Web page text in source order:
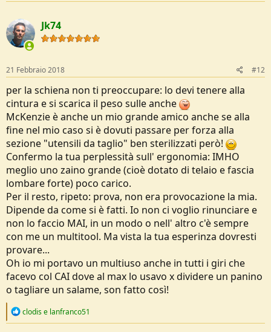
Jk74
21 Febbraio 2018 #12
per la schiena non ti preoccupare: lo devi tenere alla
cintura e si scarica il peso sulle anche
McKenzie è anche un mio grande amico anche se alla
fine nel mio caso si è dovuti passare per forza alla
sezione "utensili da taglio" ben sterilizzati però!
Confermo la tua perplessità sull' ergonomia: IMHO
meglio uno zaino grande (cioè dotato di telaio e fascia
lombare forte) poco carico.
Per il resto, ripeto: prova, non era provocazione la mia.
Dipende da come si è fatti. Io non ci voglio rinunciare e
non lo faccio MAI, in un modo o nell' altro c'è sempre
con me un multitool. Ma vista la tua esperinza dovresti
provare...
Oh io mi portavo un multiuso anche in tutti i giri che
facevo col CAI dove al max lo usavo x dividere un panino
o tagliare un salame, son fatto così!
R
clodise lanfranco51